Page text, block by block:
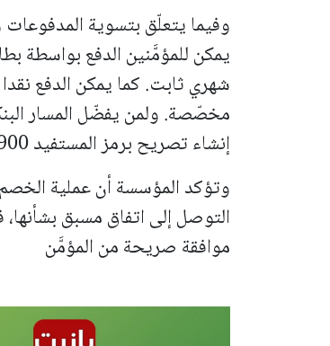
وفيما يتعلّق بتسوية
يمكن للمؤمَّنين الدفع بواسطة
شهري ثابت. كما يمكن الدفع
مخصّصة. ولمن يفضّل المسار
إنشاء تصريح برمز المستفيد 28900 عبر موقع البنك.
وتؤكد المؤسسة أن عملية الخصم
التوصل إلى اتفاق مسبق
موافقة صريحة من المؤمَّن